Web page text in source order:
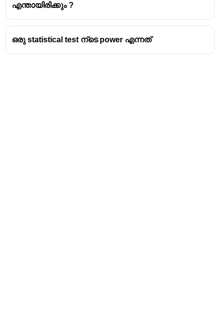
എന്തായിരിക്കും ?
ഒരു statistical test ന്ടെ power എന്നത്